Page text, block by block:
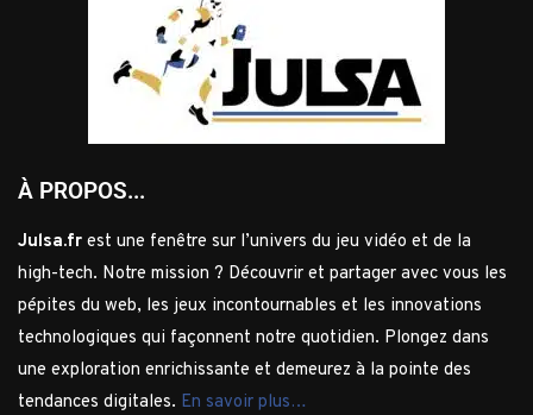
À PROPOS...
Julsa.fr est une fenêtre sur l’univers du jeu vidéo et de la
high-tech. Notre mission ? Découvrir et partager avec vous les
pépites du web, les jeux incontournables et les innovations
technologiques qui façonnent notre quotidien. Plongez dans
une exploration enrichissante et demeurez à la pointe des
tendances digitales. En savoir plus…